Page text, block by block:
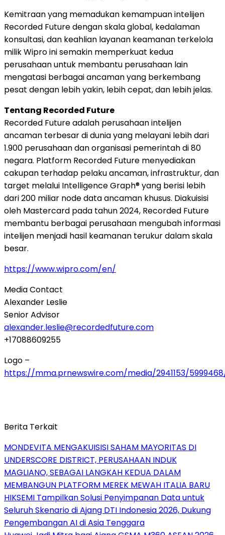
Kemitraan yang memadukan kemampuan intelijen
Recorded Future dengan skala global, kedalaman
konsultasi, dan keahlian layanan keamanan terkelola
milik Wipro ini semakin memperkuat kedua
perusahaan untuk membantu perusahaan lain
mengatasi berbagai ancaman yang berkembang
pesat dengan lebih yakin, lebih cepat, dan lebih jelas.
Tentang Recorded Future
Recorded Future adalah perusahaan intelijen
ancaman terbesar di dunia yang melayani lebih dari
1.900 perusahaan dan organisasi pemerintah di 80
negara. Platform Recorded Future menyediakan
cakupan terhadap pelaku ancaman, infrastruktur, dan
target melalui Intelligence Graph® yang berisi lebih
dari 200 miliar node data ancaman khusus. Diakuisisi
oleh Mastercard pada tahun 2024, Recorded Future
membantu berbagai perusahaan mengubah informasi
intelijen menjadi hasil keamanan terukur dalam skala
besar.
https://www.wipro.com/en/
Media Contact
Alexander Leslie
Senior Advisor
alexander.leslie@recordedfuture.com
+17088609255
Logo –
https://mma.prnewswire.com/media/2941153/
Berita Terkait
MONDEVITA MENGAKUISISI SAHAM MAYORITAS DI
UNDERSCORE DISTRICT, PERUSAHAAN INDUK
MAGLIANO, SEBAGAI LANGKAH KEDUA DALAM
MEMBANGUN PLATFORM MEREK MEWAH ITALIA BARU
HIKSEMI Tampilkan Solusi Penyimpanan Data untuk
Seluruh Skenario di Ajang DTI Indonesia 2026, Dukung
Pengembangan AI di Asia Tenggara